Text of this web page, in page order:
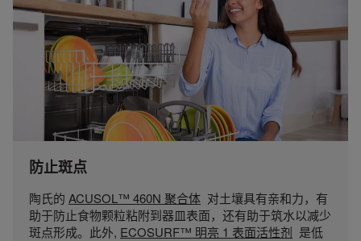
防止斑点
陶氏的 ACUSOL™ 460N 聚合体 对土壤具有亲和力，有
助于防止食物颗粒粘附到器皿表面，还有助于筑水以减少
斑点形成。此外, ECOSURF™ 明亮 1 表面活性剂 是低